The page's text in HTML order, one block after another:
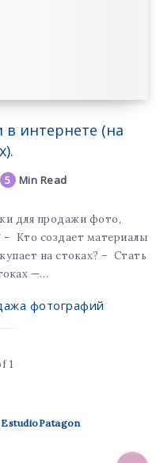
в интернете (на
5 Min Read
для продажи фото,
Кто создает материалы
на стоках? – Стать
—…
фотографий
1
EstudioPatagon